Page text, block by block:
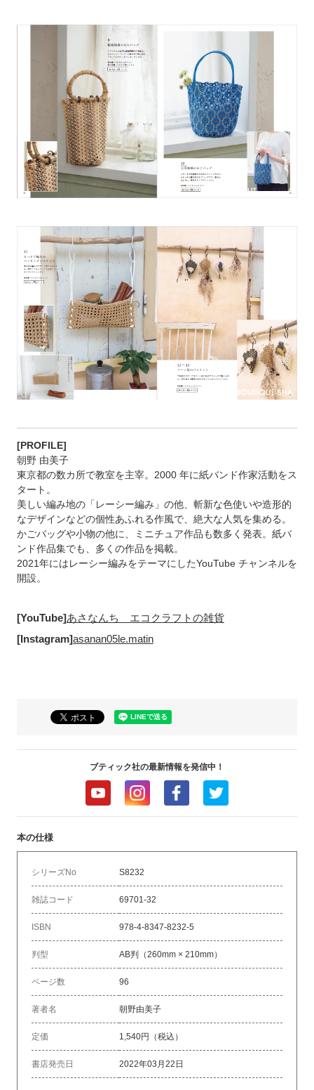
[PROFILE]
朝野 由美子
東京都の数カ所で教室を主宰。2000 年に紙バンド作家活動をス
タート。
美しい編み地の「レーシー編み」の他、斬新な色使いや造形的
なデザインなどの個性あふれる作風で、絶大な人気を集める。
かごバッグや小物の他に、ミニチュア作品も数多く発表。紙バ
ンド作品集でも、多くの作品を掲載。
2021年にはレーシー編みをテーマにしたYouTube チャンネルを
開設。
[YouTube]あさなんち エコクラフトの雑貨
[Instagram]asanan05le.matin
ブティック社の最新情報を発信中！
本の仕様
シリーズNo S8232
雑誌コード 69701-32
ISBN 978-4-8347-8232-5
判型 AB判（260mm × 210mm）
ページ数 96
著者名 朝野由美子
定価 1,540円（税込）
書店発売日 2022年03月22日